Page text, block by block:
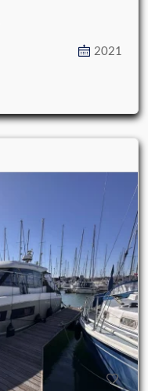
2021